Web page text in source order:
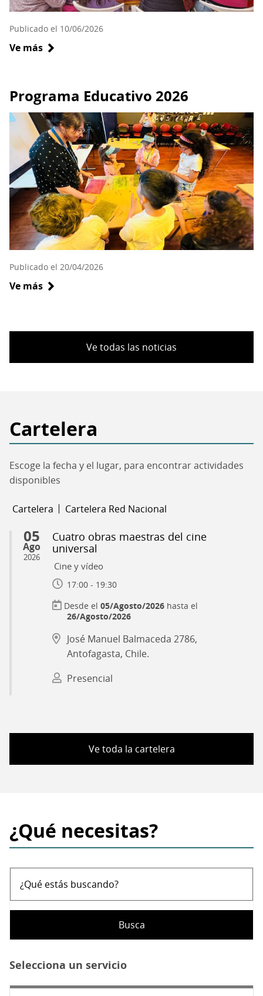
Publicado el 10/06/2026
Ve más sobre
taller
Lengua
Ckunza
en
la
Región
de
Antofagasta
Programa Educativo 2026
Publicado el 20/04/2026
Ve más sobre
2026
Ve todas las noticias
Cartelera
Escoge la fecha y el lugar, para encontrar actividades
disponibles
Cartelera Cartelera Red Nacional
05
Ago
2026
Cuatro obras maestras del cine
universal
Cine y vídeo
17:00 - 19:30
05/Agosto/2026 hasta el
26/Agosto/2026
José Manuel Balmaceda 2786,
Antofagasta, Chile.
Presencial
Ve toda la cartelera
¿Qué necesitas?
¿Qué
buscando?
Selecciona un servicio